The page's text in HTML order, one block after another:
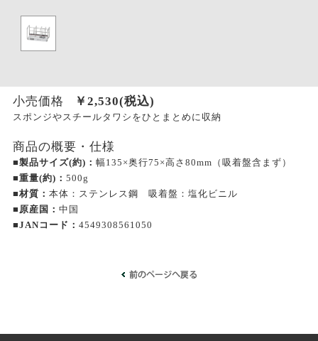
小売価格 ￥ 2,530(税込)
スポンジやスチールタワシをひとまとめに収納
商品の概要・仕様
■製品サイズ(約)： 幅135×奥行75×高さ80mm（吸着盤含まず）
■重量(約)： 500g
■材質： 本体：ステンレス鋼 吸着盤：塩化ビニル
■原産国： 中国
■JANコード： 4549308561050